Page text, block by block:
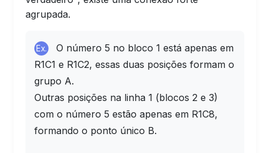
agrupada.
Ex.
O número 5 no bloco 1 está apenas em
R1C1 e R1C2, essas duas posições formam o
grupo A.
Outras posições na linha 1 (blocos 2 e 3)
com o número 5 estão apenas em R1C8,
formando o ponto único B.